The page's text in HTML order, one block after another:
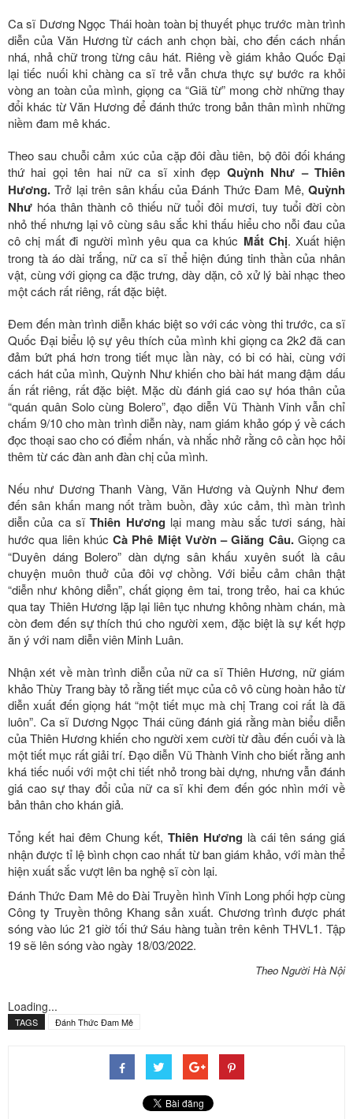
Ca sĩ Dương Ngọc Thái hoàn toàn bị thuyết phục trước màn trình
diễn của Văn Hương từ cách anh chọn bài, cho đến cách nhấn
nhá, nhả chữ trong từng câu hát. Riêng về giám khảo Quốc Đại
lại tiếc nuối khi chàng ca sĩ trẻ vẫn chưa thực sự bước ra khỏi
vòng an toàn của mình, giọng ca “Giã từ” mong chờ những thay
đổi khác từ Văn Hương để đánh thức trong bản thân mình những
niềm đam mê khác.
Theo sau chuỗi cảm xúc của cặp đôi đầu tiên, bộ đôi đối kháng
thứ hai gọi tên hai nữ ca sĩ xinh đẹp Quỳnh Như – Thiên
Hương.Trở lại trên sân khấu của Đánh Thức Đam Mê,Quỳnh
Như hóa thân thành cô thiếu nữ tuổi đôi mươi, tuy tuổi đời còn
nhỏ thế nhưng lại vô cùng sâu sắc khi thấu hiểu cho nỗi đau của
cô chị mất đi người mình yêu qua ca khúc Mắt Chị. Xuất hiện
trong tà áo dài trắng, nữ ca sĩ thể hiện đúng tinh thần của nhân
vật, cùng với giọng ca đặc trưng, dày dặn, cô xử lý bài nhạc theo
một cách rất riêng, rất đặc biệt.
Đem đến màn trình diễn khác biệt so với các vòng thi trước, ca sĩ
Quốc Đại biểu lộ sự yêu thích của mình khi giọng ca 2k2 đã can
đảm bứt phá hơn trong tiết mục lần này, có bi có hài, cùng với
cách hát của mình, Quỳnh Như khiến cho bài hát mang đậm dấu
ấn rất riêng, rất đặc biệt. Mặc dù đánh giá cao sự hóa thân của
“quán quân Solo cùng Bolero”, đạo diễn Vũ Thành Vinh vẫn chỉ
chấm 9/10 cho màn trình diễn này, nam giám khảo góp ý về cách
đọc thoại sao cho có điểm nhấn, và nhắc nhở rằng cô cần học hỏi
thêm từ các đàn anh đàn chị của mình.
Nếu như Dương Thanh Vàng, Văn Hương và Quỳnh Như đem
đến sân khấn mang nốt trầm buồn, đầy xúc cảm, thì màn trình
diễn của ca sĩThiên Hương lại mang màu sắc tươi sáng, hài
hước qua liên khúc Cà Phê Miệt Vườn – Giăng Câu. Giọng ca
“Duyên dáng Bolero” dàn dựng sân khấu xuyên suốt là câu
chuyện muôn thuở của đôi vợ chồng. Với biểu cảm chân thật
“diễn như không diễn”, chất giọng êm tai, trong trẻo, hai ca khúc
qua tay Thiên Hương lặp lại liên tục nhưng không nhàm chán, mà
còn đem đến sự thích thú cho người xem, đặc biệt là sự kết hợp
ăn ý với nam diễn viên Minh Luân.
Nhận xét về màn trình diễn của nữ ca sĩ Thiên Hương, nữ giám
khảo Thùy Trang bày tỏ rằng tiết mục của cô vô cùng hoàn hảo từ
diễn xuất đến giọng hát “một tiết mục mà chị Trang coi rất là đã
luôn”. Ca sĩ Dương Ngọc Thái cũng đánh giá rằng màn biểu diễn
của Thiên Hương khiến cho người xem cười từ đầu đến cuối và là
một tiết mục rất giải trí. Đạo diễn Vũ Thành Vinh cho biết rằng anh
khá tiếc nuối với một chi tiết nhỏ trong bài dựng, nhưng vẫn đánh
giá cao sự thay đổi của nữ ca sĩ khi đem đến góc nhìn mới về
bản thân cho khán giả.
Tổng kết hai đêm Chung kết, Thiên Hương là cái tên sáng giá
nhận được tỉ lệ bình chọn cao nhất từ ban giám khảo, với màn thể
hiện xuất sắc vượt lên ba nghệ sĩ còn lại.
Đánh Thức Đam Mê do Đài Truyền hình Vĩnh Long phối hợp cùng
Công ty Truyền thông Khang sản xuất. Chương trình được phát
sóng vào lúc 21 giờ tối thứ Sáu hàng tuần trên kênh THVL1. Tập
19 sẽ lên sóng vào ngày 18/03/2022.
Theo Người Hà Nội
Loading...
TAGS Đánh Thức Đam Mê